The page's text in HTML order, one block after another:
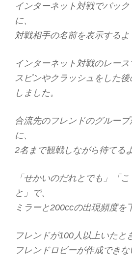
インターネット対戦でバッ
に、
対戦相手の名前を表示するよ
インターネット対戦のレース
スピンやクラッシュをした
しました。
合流先のフレンドのグルー
に、
2名まで観戦しながら待てる
「せかいのだれとでも」「
と」で、
ミラーと200ccの出現頻度を
フレンドが100人以上いたと
フレンドロビーが作成でき